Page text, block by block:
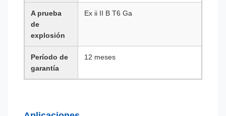
A prueba
de
explosión
Ex ii II B T6 Ga
Período de
garantía
12 meses